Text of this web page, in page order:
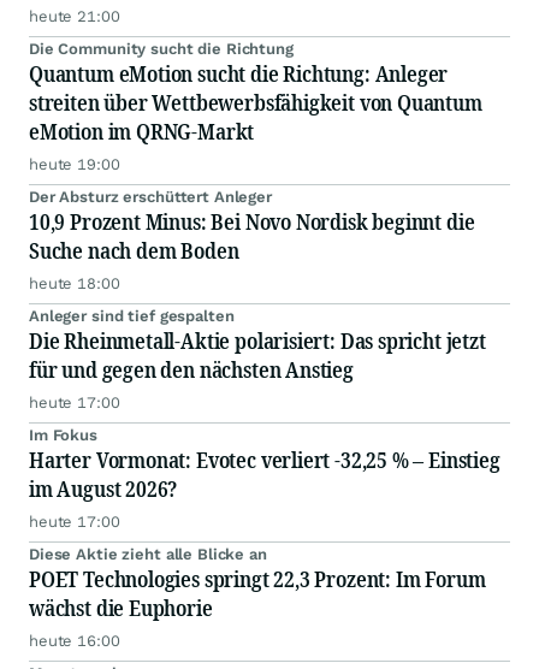
heute 21:00
Die Community sucht die Richtung
Quantum eMotion sucht die Richtung: Anleger
streiten über Wettbewerbsfähigkeit von Quantum
eMotion im QRNG-Markt
heute 19:00
Der Absturz erschüttert Anleger
10,9 Prozent Minus: Bei Novo Nordisk beginnt die
Suche nach dem Boden
heute 18:00
Anleger sind tief gespalten
Die Rheinmetall-Aktie polarisiert: Das spricht jetzt
für und gegen den nächsten Anstieg
heute 17:00
Im Fokus
Harter Vormonat: Evotec verliert -32,25 % – Einstieg
im August 2026?
heute 17:00
Diese Aktie zieht alle Blicke an
POET Technologies springt 22,3 Prozent: Im Forum
wächst die Euphorie
heute 16:00